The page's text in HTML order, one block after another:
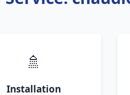
🚿
Installation